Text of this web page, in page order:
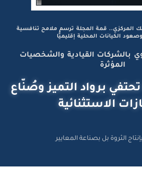
المركزي.. قمة المجلة ترسم ملامح تنافسية
الكيانات المحلية إقليميًّا
بالشركات القيادية والشخصيات
المؤثرة
برواد التميز وصُنّاع
الاستثنائية
الثروة بل بصناعة المعايير